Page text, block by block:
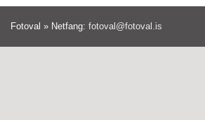
Fotoval » Netfang: fotoval@fotoval.is